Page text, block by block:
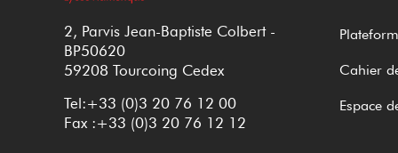
2, Parvis Jean-Baptiste Colbert -
BP50620
59208 Tourcoing Cedex
Tel:+33 (0)3 20 76 12 00
Fax :+33 (0)3 20 76 12 12
Cahier
Espace